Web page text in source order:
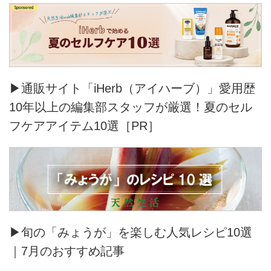
▶通販サイト「iHerb（アイハーブ）」愛用歴
10年以上の編集部スタッフが厳選！夏のセル
フケアアイテム10選［PR］
▶旬の「みょうが」を楽しむ人気レシピ10選
｜7月のおすすめ記事